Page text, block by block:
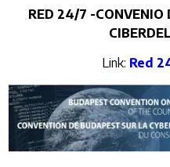
RED 24/7 -CONVENIO
Link: Red